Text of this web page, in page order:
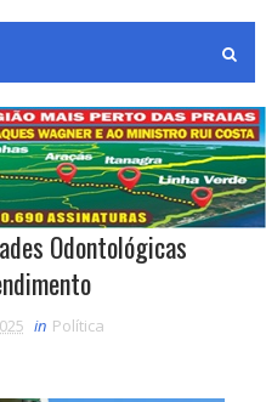
Odontológicas
in Política